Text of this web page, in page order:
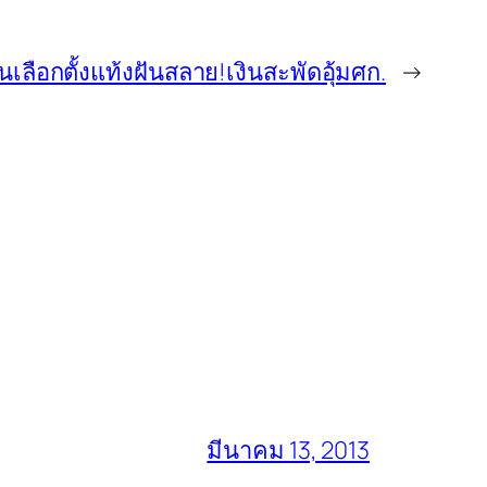
เลือกตั้งแท้งฝันสลาย!เงินสะพัดอุ้มศก. →
มีนาคม 13, 2013